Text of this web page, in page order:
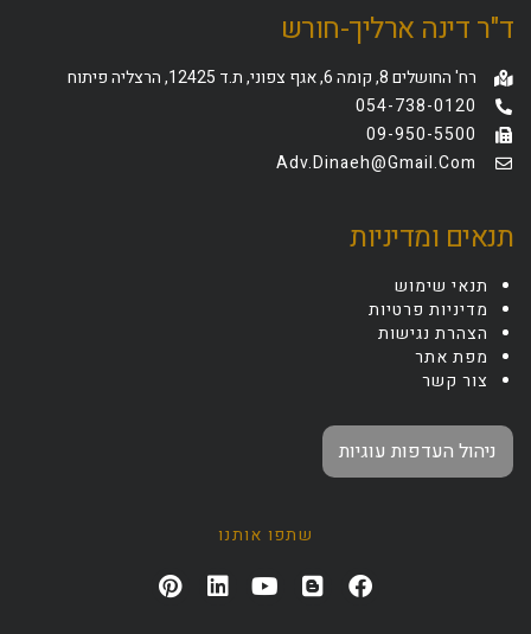
ד"ר דינה ארליך-חורש
רח' החושלים 8, קומה 6, אגף צפוני, ת.ד 12425, הרצליה פיתוח
054-738-0120
09-950-5500
Adv.dinaeh@gmail.com
תנאים ומדיניות
תנאי שימוש
מדיניות פרטיות
הצהרת נגישות
מפת אתר
צור קשר
ניהול העדפות עוגיות
שתפו אותנו